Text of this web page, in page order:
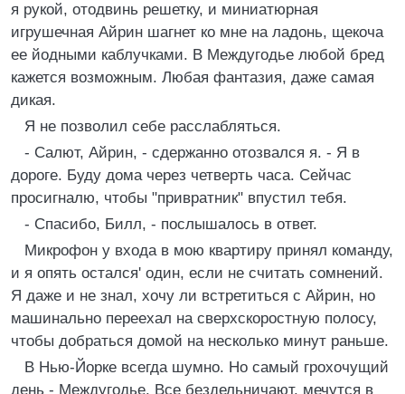
я рукой, отодвинь решетку, и миниатюрная
игрушечная Айрин шагнет ко мне на ладонь, щекоча
ее йодными каблучками. В Междугодье любой бред
кажется возможным. Любая фантазия, даже самая
дикая.
Я не позволил себе расслабляться.
- Салют, Айрин, - сдержанно отозвался я. - Я в
дороге. Буду дома через четверть часа. Сейчас
просигналю, чтобы "привратник" впустил тебя.
- Спасибо, Билл, - послышалось в ответ.
Микрофон у входа в мою квартиру принял команду,
и я опять остался' один, если не считать сомнений.
Я даже и не знал, хочу ли встретиться с Айрин, но
машинально переехал на сверхскоростную полосу,
чтобы добраться домой на несколько минут раньше.
В Нью-Йорке всегда шумно. Но самый грохочущий
день - Междугодье. Все бездельничают, мечутся в